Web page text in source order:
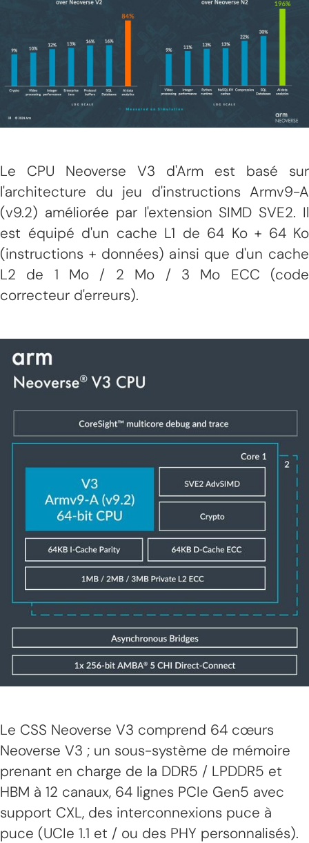
Le CPU Neoverse V3 d'Arm est basé sur
l'architecture du jeu d'instructions Armv9-A
(v9.2) améliorée par l'extension SIMD SVE2. Il
est équipé d'un cache L1 de 64 Ko + 64 Ko
(instructions + données) ainsi que d'un cache
L2 de 1 Mo / 2 Mo / 3 Mo ECC (code
correcteur d'erreurs).
Le CSS Neoverse V3 comprend 64 cœurs
Neoverse V3 ; un sous-système de mémoire
prenant en charge de la DDR5 / LPDDR5 et
HBM à 12 canaux, 64 lignes PCIe Gen5 avec
support CXL, des interconnexions puce à
puce (UCIe 1.1 et / ou des PHY personnalisés).